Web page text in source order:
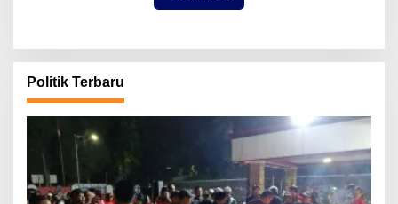
Politik Terbaru